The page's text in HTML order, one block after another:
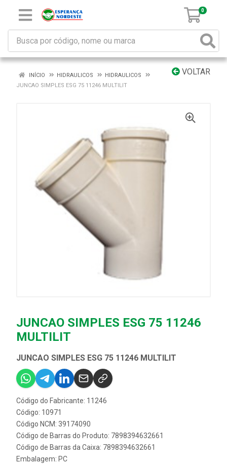
0
VOLTAR
INÍCIO HIDRAULICOS
HIDRAULICOS
JUNCAO SIMPLES ESG 75 11246 MULTILIT
JUNCAO SIMPLES ESG 75 11246
MULTILIT
JUNCAO SIMPLES ESG 75 11246 MULTILIT
Código do Fabricante: 11246
Código: 10971
Código NCM: 39174090
Código de Barras do Produto: 7898394632661
Código de Barras da Caixa: 7898394632661
Embalagem: PC